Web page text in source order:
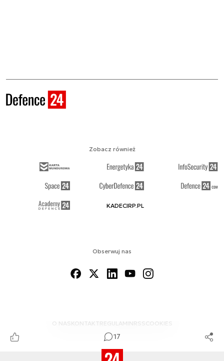
17
Obserwuj nas
O NAS KONTAKTREGULAMINRSS COOKIES
Zobacz również
KADECIRP.PL